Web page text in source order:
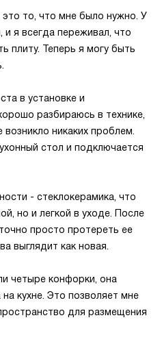
то, что мне было нужно. У
я всегда переживал, что
плиту. Теперь я могу быть
в установке и
разбираюсь в технике,
никаких проблем.
стол и подключается
- стеклокерамика, что
но и легкой в уходе. После
просто протереть ее
выглядит как новая.
четыре конфорки, она
кухне. Это позволяет мне
для размещения